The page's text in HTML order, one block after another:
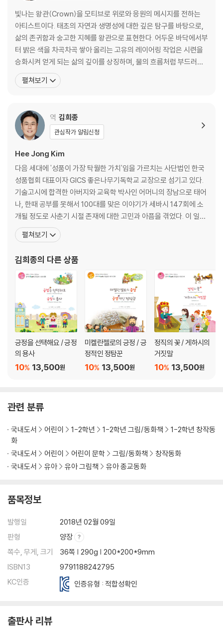
빛나는 왕관(Crown)을 모티브로 위로와 응원의 메시지를 전하는
아티스트이다. 태초의 자연과 생명성에 대한 깊은 탐구를 바탕으로,
삶의 존귀함과 숭고한 지혜를 왕관으로 표현한다. 어두운 바닥에서부
터 밝은 색을 차곡차곡 쌓아 올리는 고유의 레이어링 작업은 시련을
승화시켜 얻게 되는 삶의 깊이를 상징하며, 물의 흐름처럼 부드러운
배경은 다채로운 삶의 변화를 의미한다. 특히 스와로브스키 원석을
사용하여 빛의 반사와 투영 효과를 극대화한 왕관은 어떤 순간에도
영감을 따뜻한 색채와 빛으로 형상화하여, 작품을 마주하는 모
펼쳐보기
역 김희종
관심작가 알림신청
Hee Jong Kim
다음 세대에 '성품이 가장 탁월한 가치'임을 가르치는 사단법인 한국
성품협회 대표이자 GICS 좋은나무기독학교 교장으로 섬기고 있다.
기술고시에 합격한 아버지와 교육학 박사인 어머니의 장남으로 태어
나, 한때 공부를 못해서 100대를 맞은 이야기가 세바시 147회에 소
개될 정도로 사춘기 시절 존재에 대한 고민과 아픔을 겪었다. 이 일을
계기로 어머니 이영숙 박사(좋은나무성품학교 설립자)와 관계를 회
복하면서 '성품'을 깊이 만나게 되었고, 자신이 경험한 탁월한 변화를
펼쳐보기
김희종의 다른 상품
긍정을 선택해요 / 긍정
의 용사
13,500원
10%
미켈란젤로의 긍정 / 긍
정적인 정탐꾼
13,500원
10%
정직의 꽃 / 게하시의
거짓말
13,500원
10%
관련 분류
국내도서 어린이 1-2학년 1-2학년 그림/동화책
1-2학년 창작동
화
국내도서
어린이 어린이 문학 그림/동화책
창작동화
국내도서
유아 유아 그림책 유아 종교동화
품목정보
발행일
2018년 02월 09일
판형
양장
쪽수, 무게, 크기
36쪽 | 290g | 200*200*9mm
ISBN13
9791188242795
KC인증
인증유형 : 적합성확인
출판사 리뷰